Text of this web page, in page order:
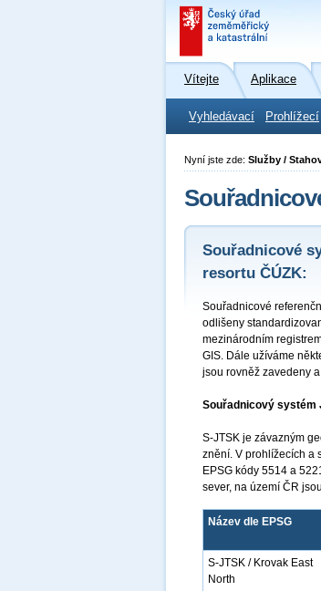
Vítejte Aplikace
Vyhledávací Prohlížecí
Nyní jste zde: Služby /
Souřadnicové
resortu ČÚZK:
Souřadnicové
odlišeny
mezinárodním
GIS. Dále užíváme
jsou rovněž zavedeny
Souřadnicový systém
S-JTSK je závazným
znění. V prohlížecích a
EPSG kódy 5514 a
sever, na území ČR
Název dle EPSG
S-JTSK / Krovak East
North